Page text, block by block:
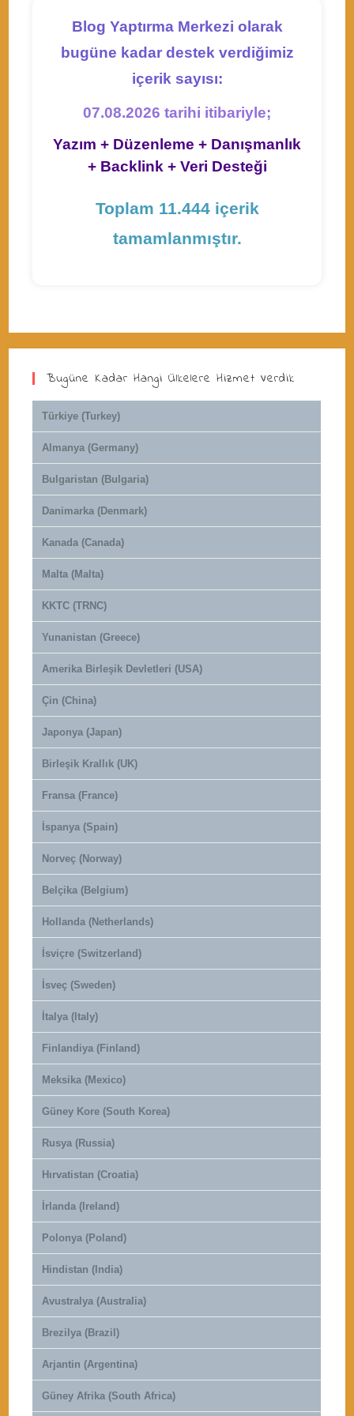
Blog Yaptırma Merkezi olarak
bugüne kadar destek verdiğimiz
içerik sayısı:
07.08.2026 tarihi itibariyle;
Yazım + Düzenleme + Danışmanlık
+ Backlink + Veri Desteği
Toplam 11.444 içerik
tamamlanmıştır.
Bugüne Kadar Hangi Ülkelere Hizmet Verdik
Türkiye (Turkey)
Almanya (Germany)
Bulgaristan (Bulgaria)
Danimarka (Denmark)
Kanada (Canada)
Malta (Malta)
KKTC (TRNC)
Yunanistan (Greece)
Amerika Birleşik Devletleri (USA)
Çin (China)
Japonya (Japan)
Birleşik Krallık (UK)
Fransa (France)
İspanya (Spain)
Norveç (Norway)
Belçika (Belgium)
Hollanda (Netherlands)
İsviçre (Switzerland)
İsveç (Sweden)
İtalya (Italy)
Finlandiya (Finland)
Meksika (Mexico)
Güney Kore (South Korea)
Rusya (Russia)
Hırvatistan (Croatia)
İrlanda (Ireland)
Polonya (Poland)
Hindistan (India)
Avustralya (Australia)
Brezilya (Brazil)
Arjantin (Argentina)
Güney Afrika (South Africa)